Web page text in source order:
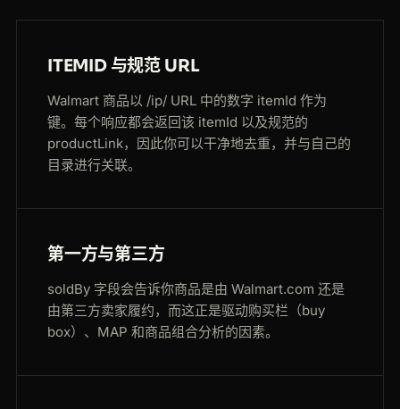
ITEMID 与规范 URL
Walmart 商品以 /ip/ URL 中的数字 itemId 作为
键。每个响应都会返回该 itemId 以及规范的
productLink，因此你可以干净地去重，并与自己的
目录进行关联。
第一方与第三方
soldBy 字段会告诉你商品是由 Walmart.com 还是
由第三方卖家履约，而这正是驱动购买栏（buy
box）、MAP 和商品组合分析的因素。